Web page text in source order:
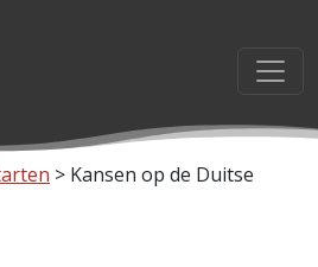
> Kansen op de Duitse